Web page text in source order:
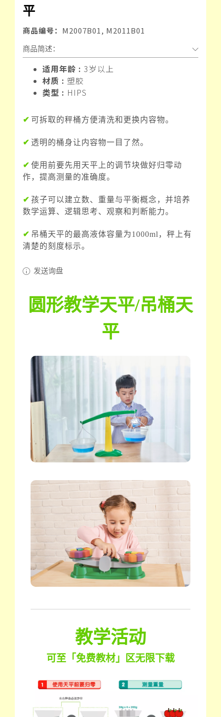
平
商品编号： M2007B01, M2011B01
商品简述：
适用年龄 : 3岁以上
材质 : 塑胶
类型 : HIPS
✔ 可拆取的秤桶方便清洗和更换内容物。
✔ 透明的桶身让内容物一目了然。
✔ 使用前要先用天平上的调节块做好归零动
作，提高测量的准确度。
✔ 孩子可以建立数、重量与平衡概念，并培养
数学运算、逻辑思考、观察和判断能力。
✔ 吊桶天平的最高液体容量为1000ml，秤上有
清楚的刻度标示。
发送询盘
圆形教学天平/吊桶天
平
教学活动
可至「免费教材」区无限下载